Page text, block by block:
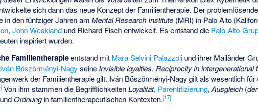
sich dann das neue Konzept der Familientherapie. Der
in den fünfziger Jahren amMental Research Institute (MRI) in Palo Alto
,John Weakland und Richard Fisch entwickelt. Es entstand die Palo-Alto-
inspiriert wurden.
Familientherapieentstand mit Mara Selvini Palazzoli und ihrer Mailänder
Iván Böszörményi-Nagy seine Invisible loyalties. Reciprocity in intergenerational
der Familientherapie gilt. Iván Böszörményi-Nagy gilt als wesentlich
] Von ihm stammen die BegrifflichkeitenLoyalität, Parentifizierung,Ausgleich (
Ordnungin familientherapeutischen Kontexten.[17]